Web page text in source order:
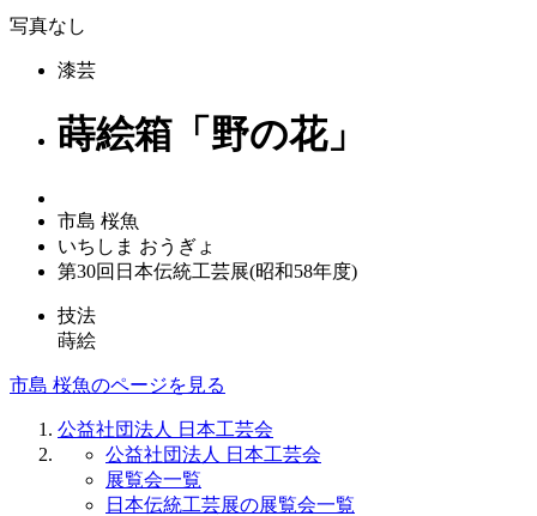
写真なし
漆芸
蒔絵箱「野の花」
市島 桜魚
いちしま おうぎょ
第30回日本伝統工芸展(昭和58年度)
技法
蒔絵
市島 桜魚のページを見る
公益社団法人 日本工芸会
公益社団法人 日本工芸会
展覧会一覧
日本伝統工芸展の展覧会一覧